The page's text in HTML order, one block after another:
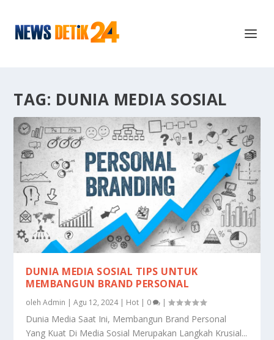
TAG: DUNIA MEDIA SOSIAL
DUNIA MEDIA SOSIAL TIPS UNTUK
MEMBANGUN BRAND PERSONAL
olehAdmin |Agu 12, 2024| Hot | 0 |
Dunia Media Saat Ini, Membangun Brand Personal
Yang Kuat Di Media Sosial Merupakan Langkah Krusial...